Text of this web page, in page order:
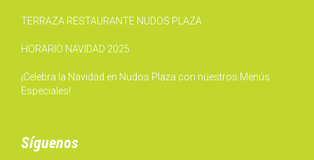
TERRAZA RESTAURANTE NUDOS PLAZA
HORARIO NAVIDAD 2025
¡Celebra la Navidad en Nudos Plaza con nuestros Menús
Especiales!
Síguenos